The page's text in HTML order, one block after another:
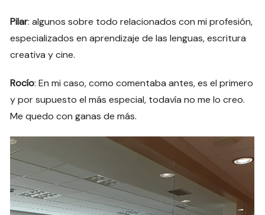
Pilar: algunos sobre todo relacionados con mi profesión,
especializados en aprendizaje de las lenguas, escritura
creativa y cine.
Rocío: En mi caso, como comentaba antes, es el primero
y por supuesto el más especial, todavía no me lo creo.
Me quedo con ganas de más.